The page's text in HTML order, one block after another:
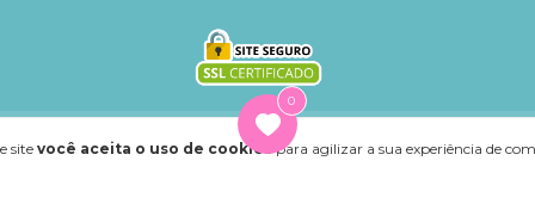
site você aceita o uso de cookies para agilizar a sua experiência de
0